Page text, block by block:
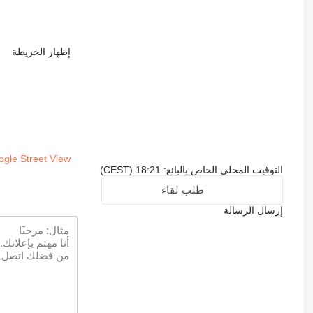
إظهار الخريطة
Street View
التوقيت المحلي الخاص بالبائع: 18:21 (CEST)
طلب لقاء
إرسال الرسالة